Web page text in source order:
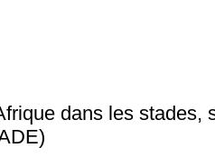
dans les stades,